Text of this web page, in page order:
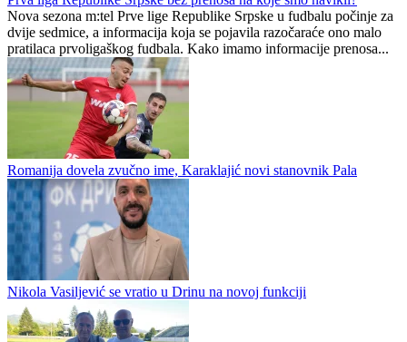
Prva liga Republike Srpske
0 0
Prva liga Republike Srpske bez prenosa na koje smo navikli?
Nova sezona m:tel Prve lige Republike Srpske u fudbalu počinje za
dvije sedmice, a informacija koja se pojavila razočaraće ono malo
pratilaca prvoligaškog fudbala. Kako imamo informacije prenosa...